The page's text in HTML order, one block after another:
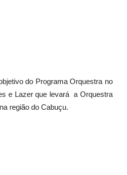
do Programa Orquestra no
e Lazer que levará a Orquestra
região do Cabuçu.